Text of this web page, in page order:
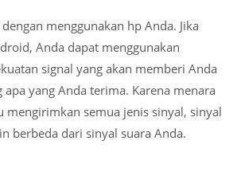
menggunakan hp Anda. Jika
Anda dapat menggunakan
signal yang akan memberi Anda
apa yang Anda terima. Karena menara
mengirimkan semua jenis sinyal, sinyal
berbeda dari sinyal suara Anda.